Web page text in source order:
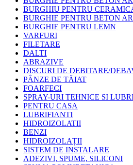
BURGHIU PENTRU
BURGHIE PENTRU BETON
BURGHIE PENTRU LEMN
VARFURI
FILETARE
DALTI
ABRAZIVE
DISCURI DE DEBITARE/
PÂNZE DE TĂIAT
FOARFECI
SPRAY-URI TEHNICE SI
PENTRU CASA
LUBRIFIANTI
HIDROIZOLATII
BENZI
HIDROIZOLAȚII
SISTEM DE INSTALARE
ADEZIVI, SPUME, SILICONI